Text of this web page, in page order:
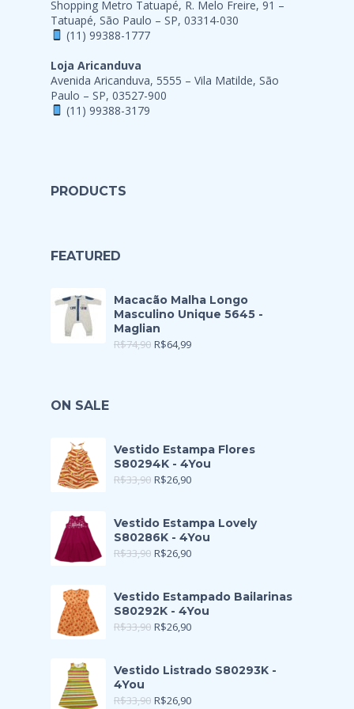
Shopping Metro Tatuapé, R. Melo Freire, 91 –
Tatuapé, São Paulo – SP, 03314-030
(11) 99388-1777
Loja Aricanduva
Avenida Aricanduva, 5555 – Vila Matilde, São
Paulo – SP, 03527-900
(11) 99388-3179
PRODUCTS
FEATURED
Macacão Malha Longo
Masculino Unique 5645 -
Maglian
R$74,90 R$64,99
ON SALE
Vestido Estampa Flores
S80294K - 4You
R$33,90 R$26,90
Vestido Estampa Lovely
S80286K - 4You
R$33,90 R$26,90
Vestido Estampado Bailarinas
S80292K - 4You
R$33,90 R$26,90
Vestido Listrado S80293K -
4You
R$33,90 R$26,90